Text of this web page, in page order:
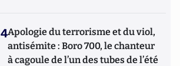
4Apologie du terrorisme et du viol,
antisémite : Boro 700, le chanteur
à cagoule de l’un des tubes de l’été